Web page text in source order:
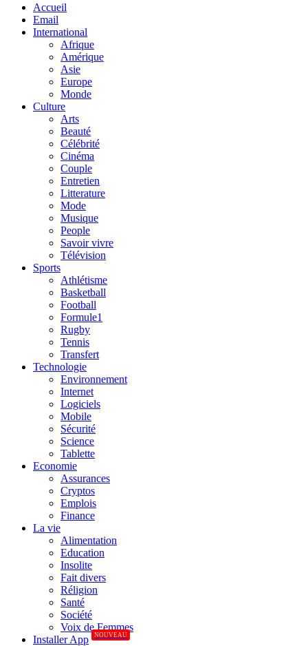
Accueil
Email
International
Afrique
Amérique
Asie
Europe
Monde
Culture
Arts
Beauté
Célébrité
Cinéma
Couple
Entretien
Litterature
Mode
Musique
People
Savoir vivre
Télévision
Sports
Athlétisme
Basketball
Football
Formule1
Rugby
Tennis
Transfert
Technologie
Environnement
Internet
Logiciels
Mobile
Sécurité
Science
Tablette
Economie
Assurances
Cryptos
Emplois
Finance
La vie
Alimentation
Education
Insolite
Fait divers
Réligion
Santé
Société
Voix de Femmes
Installer App
NOUVEAU